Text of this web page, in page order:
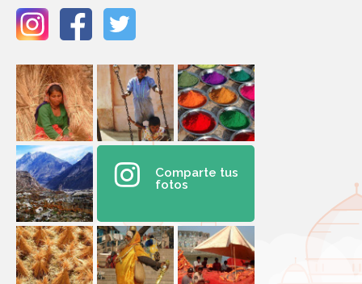
Comparte tus
fotos